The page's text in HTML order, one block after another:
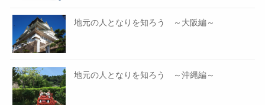
地元の人となりを知ろう ～大阪編～
地元の人となりを知ろう ～沖縄編～